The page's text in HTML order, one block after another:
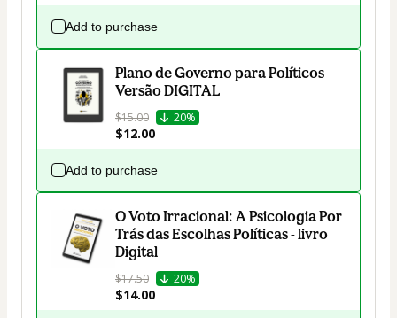
Add to purchase
Plano de Governo para Políticos -
Versão DIGITAL
$15.00 20%
$12.00
Add to purchase
O Voto Irracional: A Psicologia Por
Trás das Escolhas Políticas - livro
Digital
$17.50 20%
$14.00